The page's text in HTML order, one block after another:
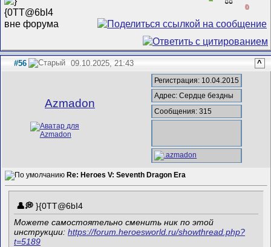
0
#56 09.10.2025, 21:43 ^
Azmadon
Регистрация: 10.04.2015
Адрес: Сердце бездны
Сообщения: 315
Re: Heroes V: Seventh Dragon Era
}{0TT@6bI4
Можете самостоятельно сменить ник по этой
инструкции:https://forum.heroesworld.ru/showthread.php?
t=5189